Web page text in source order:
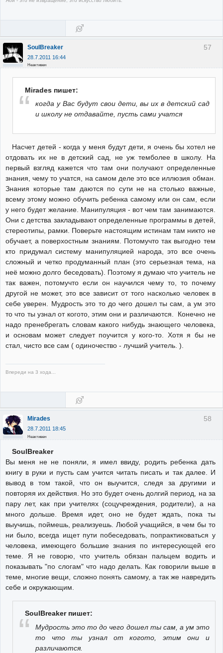
57
SoulBreaker
28.7.2011 16:44
Неактивен
Mirades пишет:
когда у Вас будут свои дети, вы их в детский сад
и школу не отдавайте, пусть сами учатся
Насчет детей - когда у меня будут дети, я очень бы хотел не
отдовать их не в детский сад, не уж темболее в школу. На
первый взгляд кажется что там они получают определенные
знания, чему то учатся, на самом деле это все иллюзия обман.
Знания которые там даются по сути не на столько важные,
всему этому можно обучить ребенка самому или он сам, если
у него будет желание. Манипуляция - вот чем там занимаются.
Они с детства закладывают определенные программы в детей,
стереотипы, рамки. Поверьте настоящим истинам там никто не
обучает, а поверхостным знаниям. Потомучто так выгодно тем
кто придумал систему манипуляцией народа, это все очень
сложный и четко продуманный план (это серьезная тема, на
неё можно долго беседовать). Поэтому я думаю что учитель не
так важен, потомучто если он научился чему то, то почему
другой не может, это все зависит от того насколько человек в
себе уверен. Мудрость это то до чего дошел ты сам, а ум это
то что ты узнал от когото, этим они и различаются. Конечно не
надо пренебрегать словам какого нибудь знающего человека,
и основам может следует поучится у кого-то. Хотя я бы не
стал, чисто все сам ( одиночество - лучший учитель. ).
Впереди на 3 хода...
58
Mirades
28.7.2011 18:45
Неактивен
SoulBreaker
Вы меня не не поняли, я имел ввиду, родить ребенка дать
книгу в руки и пусть сам учится читать писать и так далее. И
вывод в том такой, что он выучится, следя за другими и
повторяя их действия. Но это будет очень долгий период, на за
пару лет, как при учителях (соцучреждения, родители), а на
много дольше. Время идет, оно не будет ждать, пока ты
выучишь, поймешь, реализуешь. Любой учащийся, в чем бы то
ни было, всегда ищет пути побеседовать, попрактиковаться у
человека, имеющего большие знания по интересующей его
теме. Я не говорю, что учитель обязан пальцем водить и
показывать "по слогам" что надо делать. Как говорили выше в
теме, многие вещи, сложно понять самому, а так же навредить
себе и окружающим.
SoulBreaker пишет:
Мудрость это то до чего дошел ты сам, а ум это
то что ты узнал от когото, этим они и
различаются.